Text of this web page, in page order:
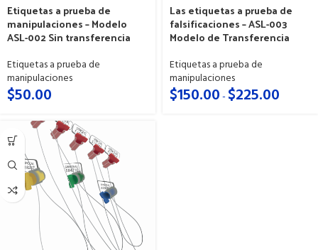
Etiquetas a prueba de
manipulaciones – Modelo
ASL-002 Sin transferencia
Etiquetas a prueba de
manipulaciones
$50.00
Las etiquetas a prueba de
falsificaciones – ASL-003
Modelo de Transferencia
Etiquetas a prueba de
manipulaciones
$150.00- $225.00